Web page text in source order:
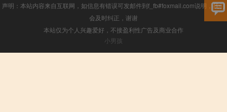
声明：本站内容来自互联网，如信息有错误可发邮件到f_fb#foxmail.com说明，我们
会及时纠正，谢谢
本站仅为个人兴趣爱好，不接盈利性广告及商业合作
小男孩